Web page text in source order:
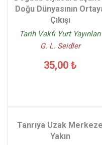
Doğu Dünyasının
Çıkışı
Tarih Vakfı Yurt Yayınları
G. L. Seidler
35,00 ₺
Tanrıya Uzak Merkeze
Yakın